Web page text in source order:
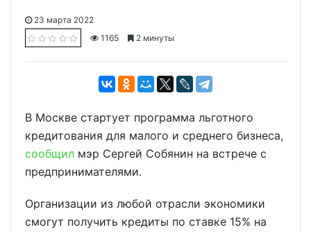
23 марта 2022
1165
2 минуты
В Москве стартует программа льготного
кредитования для малого и среднего бизнеса,
сообщил мэр Сергей Собянин на встрече с
предпринимателями.
Организации из любой отрасли экономики
смогут получить кредиты по ставке 15% на